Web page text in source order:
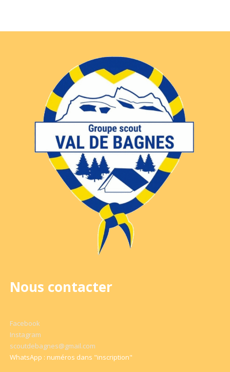
Nous contacter
Facebook
Instagram
scoutdebagnes@gmail.com
WhatsApp : numéros dans "inscription"